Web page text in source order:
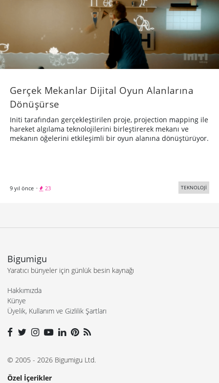
Gerçek Mekanlar Dijital Oyun Alanlarına
Dönüşürse
Initi tarafından gerçekleştirilen proje, projection mapping ile
hareket algılama teknolojilerini birleştirerek mekanı ve
mekanın öğelerini etkileşimli bir oyun alanına dönüştürüyor.
9 yıl önce · 23 TEKNOLOJİ
Bigumigu
Yaratıcı bünyeler için günlük besin kaynağı
Hakkımızda
Künye
Üyelik, Kullanım ve Gizlilik Şartları
© 2005 - 2026 Bigumigu Ltd.
Özel İçerikler